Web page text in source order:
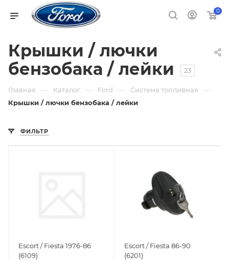
0
Крышки / лючки
бензобака / лейки
23
Главная — Каталог — Ford — Система топливная —
Крышки / лючки бензобака / лейки
ФИЛЬТР
Escort / Fiesta 1976-86
(6109)
Escort / Fiesta 86-90
(6201)